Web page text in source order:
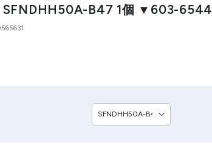
SFNDHH50A-B47 1個 ▼603-6544